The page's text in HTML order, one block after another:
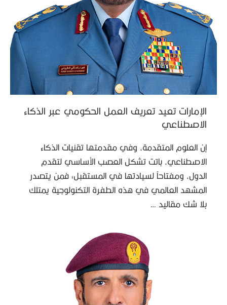
الإمارات تعيد تعريف العمل الحكومي عبر الذكاء
الاصطناعي
إن العلوم المتقدمة، وفي مقدمتها تقنيات الذكاء
الاصطناعي، باتت تشكل العصب الأساسي لتقدم
الدول، ومفتاحاً لسيادتها في المستقبل؛ فمن يتصدر
المشهد العالمي في هذه الطفرة التكنولوجية يمتلك
بلا شك مقاليد …